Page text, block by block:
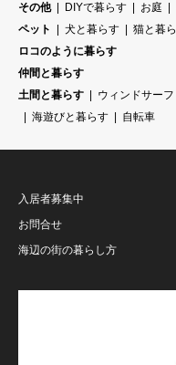
その他 DIYで暮らす お庭
ペット
犬と暮らす
猫と暮
ロコのように暮らす
仲間と暮らす
土間と暮らす
ウィンドサーフ
海遊びと暮らす
自転車
入居者募集中
お問合せ
海辺の街の暮らし方